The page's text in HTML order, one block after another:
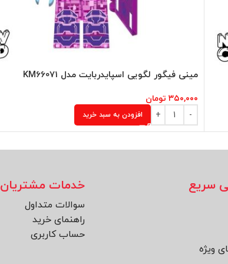
مینی فیگور لگویی اسپایدربایت مدل KM66071
۳۵۰,۰۰۰ تومان
افزودن به سبد خرید
سریع
ویژه
خدمات مشتریان
سوالات متداول
راهنمای خرید
حساب کاربری